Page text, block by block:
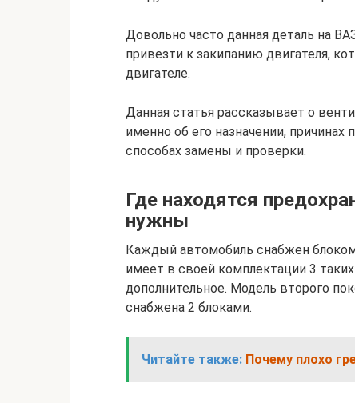
Довольно часто данная деталь на
привезти к закипанию двигателя,
двигателе.
Данная статья рассказывает о
именно об его назначении,
способах замены и проверки.
Где находятся
нужны
Каждый автомобиль снабжен блоком
имеет в своей комплектации 3
дополнительное. Модель второго
снабжена 2 блоками.
Читайте также: Почему плохо